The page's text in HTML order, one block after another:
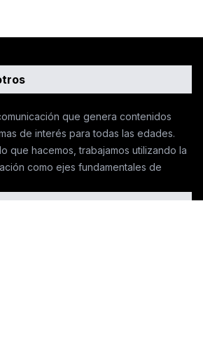
que genera contenidos
de interés para todas las edades.
que hacemos, trabajamos utilizando la
como ejes fundamentales de